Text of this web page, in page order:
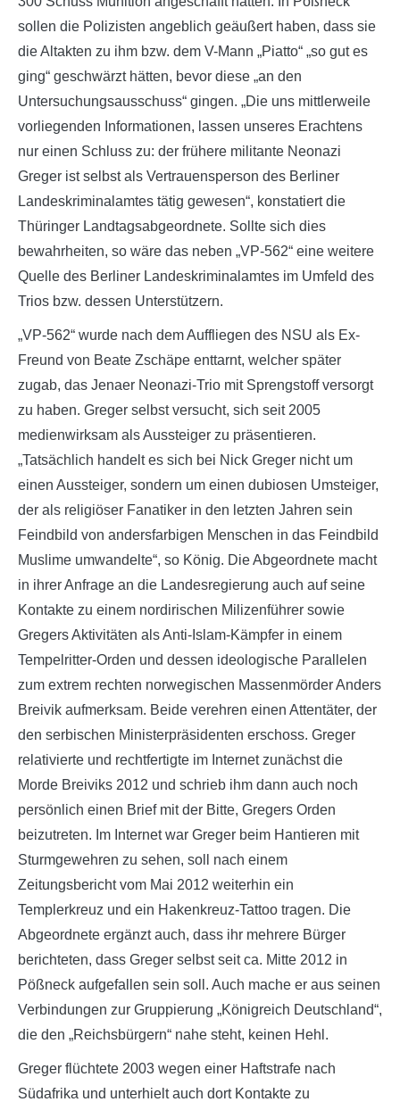
sollen die Polizisten angeblich geäußert haben, dass sie
die Altakten zu ihm bzw. dem V-Mann „Piatto“ „so gut es
ging“ geschwärzt hätten, bevor diese „an den
Untersuchungsausschuss“ gingen. „Die uns mittlerweile
vorliegenden Informationen, lassen unseres Erachtens
nur einen Schluss zu: der frühere militante Neonazi
Greger ist selbst als Vertrauensperson des Berliner
Landeskriminalamtes tätig gewesen“, konstatiert die
Thüringer Landtagsabgeordnete. Sollte sich dies
bewahrheiten, so wäre das neben „VP-562“ eine weitere
Quelle des Berliner Landeskriminalamtes im Umfeld des
Trios bzw. dessen Unterstützern.
„VP-562“ wurde nach dem Auffliegen des NSU als Ex-
Freund von Beate Zschäpe enttarnt, welcher später
zugab, das Jenaer Neonazi-Trio mit Sprengstoff versorgt
zu haben. Greger selbst versucht, sich seit 2005
medienwirksam als Aussteiger zu präsentieren.
„Tatsächlich handelt es sich bei Nick Greger nicht um
einen Aussteiger, sondern um einen dubiosen Umsteiger,
der als religiöser Fanatiker in den letzten Jahren sein
Feindbild von andersfarbigen Menschen in das Feindbild
Muslime umwandelte“, so König. Die Abgeordnete macht
in ihrer Anfrage an die Landesregierung auch auf seine
Kontakte zu einem nordirischen Milizenführer sowie
Gregers Aktivitäten als Anti-Islam-Kämpfer in einem
Tempelritter-Orden und dessen ideologische Parallelen
zum extrem rechten norwegischen Massenmörder Anders
Breivik aufmerksam. Beide verehren einen Attentäter, der
den serbischen Ministerpräsidenten erschoss. Greger
relativierte und rechtfertigte im Internet zunächst die
Morde Breiviks 2012 und schrieb ihm dann auch noch
persönlich einen Brief mit der Bitte, Gregers Orden
beizutreten. Im Internet war Greger beim Hantieren mit
Sturmgewehren zu sehen, soll nach einem
Zeitungsbericht vom Mai 2012 weiterhin ein
Templerkreuz und ein Hakenkreuz-Tattoo tragen. Die
Abgeordnete ergänzt auch, dass ihr mehrere Bürger
berichteten, dass Greger selbst seit ca. Mitte 2012 in
Pößneck aufgefallen sein soll. Auch mache er aus seinen
Verbindungen zur Gruppierung „Königreich Deutschland“,
die den „Reichsbürgern“ nahe steht, keinen Hehl.
Greger flüchtete 2003 wegen einer Haftstrafe nach
Südafrika und unterhielt auch dort Kontakte zu